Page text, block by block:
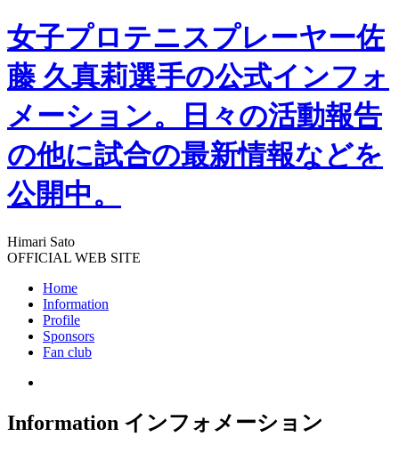
女子プロテニスプレーヤー佐
藤 久真莉選手の公式インフォ
メーション。日々の活動報告
の他に試合の最新情報などを
公開中。
Himari Sato
OFFICIAL WEB SITE
Home
Information
Profile
Sponsors
Fan club
Information インフォメーション